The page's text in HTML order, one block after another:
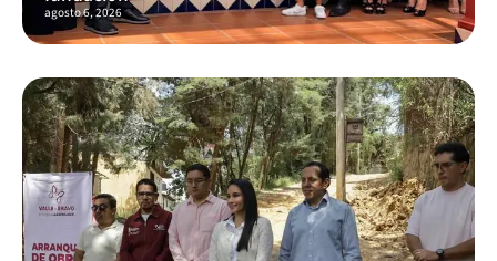
agosto 6, 2026